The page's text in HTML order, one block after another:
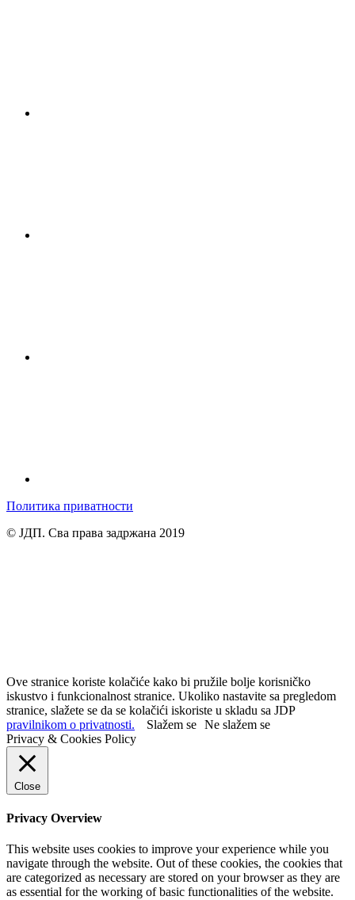
Политика приватности
© ЈДП. Сва права задржана 2019
Ove stranice koriste kolačiće kako bi pružile bolje korisničko
iskustvo i funkcionalnost stranice. Ukoliko nastavite sa pregledom
stranice, slažete se da se kolačići iskoriste u skladu sa JDP
pravilnikom o privatnosti.
Slažem se Ne slažem se
Privacy & Cookies Policy
Close
Privacy Overview
This website uses cookies to improve your experience while you
navigate through the website. Out of these cookies, the cookies that
are categorized as necessary are stored on your browser as they are
as essential for the working of basic functionalities of the website.